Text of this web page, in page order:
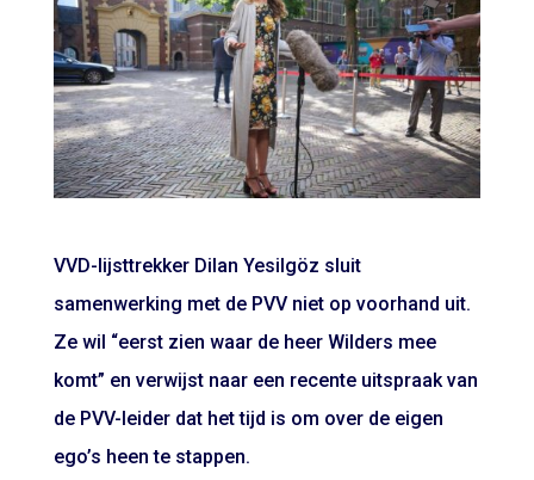
VVD-lijsttrekker Dilan Yesilgöz sluit
samenwerking met de PVV niet op voorhand uit.
Ze wil “eerst zien waar de heer Wilders mee
komt” en verwijst naar een recente uitspraak van
de PVV-leider dat het tijd is om over de eigen
ego’s heen te stappen.